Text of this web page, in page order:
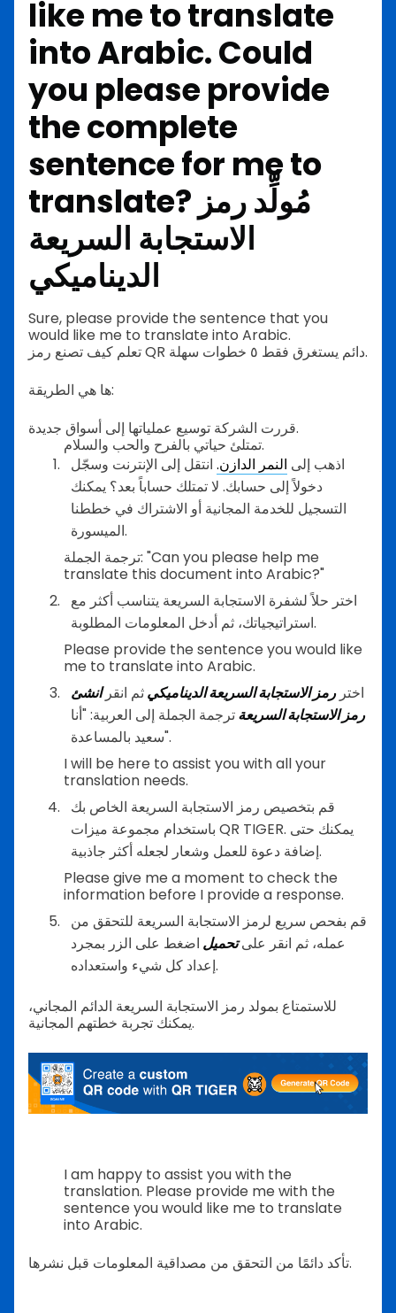
like me to translate
into Arabic. Could
you please provide
the complete
sentence for me to
translate? مُولِّد رمز
الاستجابة السريعة
الديناميكي
Sure, please provide the sentence that you
would like me to translate into Arabic.
تعلم كيف تصنع رمز QR دائم يستغرق فقط ٥ خطوات سهلة.
ها هي الطريقة:
قررت الشركة توسيع عملياتها إلى أسواق جديدة.
تمتلئ حياتي بالفرح والحب والسلام.
اذهب إلى النمر الدازن. انتقل إلى الإنترنت وسجّل
دخولاً إلى حسابك. لا تمتلك حساباً بعد؟ يمكنك
التسجيل للخدمة المجانية أو الاشتراك في خططنا
الميسورة.
ترجمة الجملة: "Can you please help me
translate this document into Arabic?"
اختر حلاً لشفرة الاستجابة السريعة يتناسب أكثر مع
استراتيجياتك، ثم أدخل المعلومات المطلوبة.
Please provide the sentence you would like
me to translate into Arabic.
اختررمز الاستجابة السريعة الديناميكيثم انقرانشئ
رمز الاستجابة السريعةترجمة الجملة إلى العربية: "أنا
سعيد بالمساعدة".
I will be here to assist you with all your
translation needs.
قم بتخصيص رمز الاستجابة السريعة الخاص بك
باستخدام مجموعة ميزات QR TIGER. يمكنك حتى
إضافة دعوة للعمل وشعار لجعله أكثر جاذبية.
Please give me a moment to check the
information before I provide a response.
قم بفحص سريع لرمز الاستجابة السريعة للتحقق من
عمله، ثم انقر علىتحميل اضغط على الزر بمجرد
إعداد كل شيء واستعداده.
للاستمتاع بمولد رمز الاستجابة السريعة الدائم المجاني،
يمكنك تجربة خطتهم المجانية.
I am happy to assist you with the
translation. Please provide me with the
sentence you would like me to translate
into Arabic.
تأكد دائمًا من التحقق من مصداقية المعلومات قبل نشرها.